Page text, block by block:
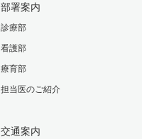
部署案内
診療部
看護部
療育部
担当医のご紹介
交通案内